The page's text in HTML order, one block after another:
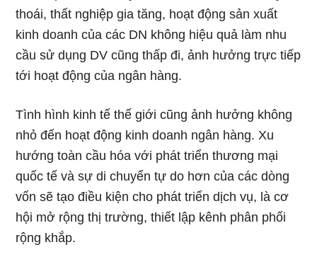
thoái, thất nghiệp gia tăng, hoạt động sản xuất
kinh doanh của các DN không hiệu quả làm nhu
cầu sử dụng DV cũng thấp đi, ảnh hưởng trực tiếp
tới hoạt động của ngân hàng.
Tình hình kinh tế thế giới cũng ảnh hưởng không
nhỏ đến hoạt động kinh doanh ngân hàng. Xu
hướng toàn cầu hóa với phát triển thương mại
quốc tế và sự di chuyển tự do hơn của các dòng
vốn sẽ tạo điều kiện cho phát triển dịch vụ, là cơ
hội mở rộng thị trường, thiết lập kênh phân phối
rộng khắp.